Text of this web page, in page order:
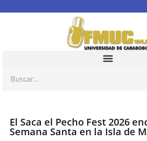
El Saca el Pecho Fest 2026
Semana Santa en la Isla de